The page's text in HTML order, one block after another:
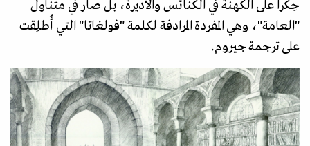
حِكرا على الكهنة في الكنائس والأديرة، بل صار في متناول
"العامة"، وهي المفردة المرادفة لكلمة "فولغاتا" التي أُطلِقت
على ترجمة جيروم.